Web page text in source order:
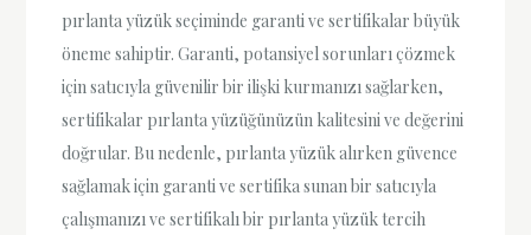
pırlanta yüzük seçiminde garanti ve sertifikalar büyük
öneme sahiptir. Garanti, potansiyel sorunları çözmek
için satıcıyla güvenilir bir ilişki kurmanızı sağlarken,
sertifikalar pırlanta yüzüğünüzün kalitesini ve değerini
doğrular. Bu nedenle, pırlanta yüzük alırken güvence
sağlamak için garanti ve sertifika sunan bir satıcıyla
çalışmanızı ve sertifikalı bir pırlanta yüzük tercih